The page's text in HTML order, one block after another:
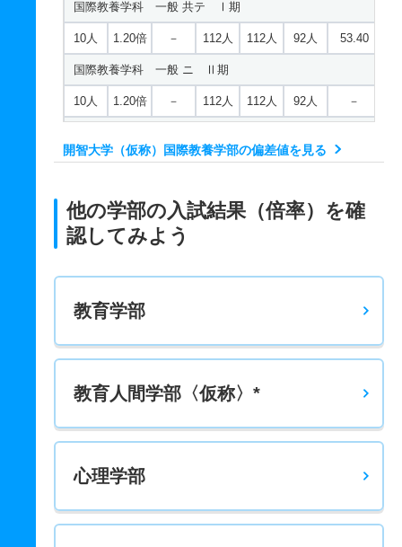
国際教養学科 一般 共テ Ⅰ期
10人 1.20倍 － 112人 112人 92人 53.40
国際教養学科 一般 ニ Ⅱ期
10人 1.20倍 － 112人 112人 92人 －
10人 1.20倍 － 112人 112人 92人 －
開智大学（仮称）国際教養学部の偏差値を見る
他の学部の入試結果（倍率）を確
認してみよう
教育学部
教育人間学部〈仮称〉*
心理学部